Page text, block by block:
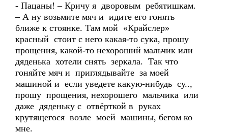
- Пацаны! – Кричу я дворовым ребятишкам.
– А ну возьмите мяч и идите его гонять
ближе к стоянке. Там мой «Крайслер»
красный стоит с него какая-то сука, прошу
прощения, какой-то нехороший мальчик или
дяденька хотели снять зеркала. Так что
гоняйте мяч и приглядывайте за моей
машиной и если уведете какую-нибудь су..,
прошу прощения, нехорошего мальчика или
даже дяденьку с отвёрткой в руках
крутящегося возле моей машины, бегом ко
мне.